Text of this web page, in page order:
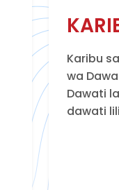
Karibu
wa
Dawati
dawati